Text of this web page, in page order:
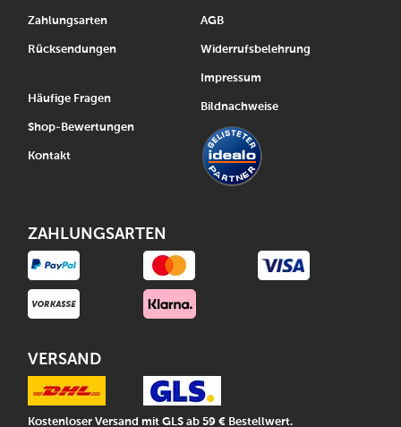
Zahlungsarten
Rücksendungen
Häufige Fragen
Shop-Bewertungen
Kontakt
AGB
Widerrufsbelehrung
Impressum
Bildnachweise
ZAHLUNGSARTEN
VERSAND
Kostenloser Versand mit GLS ab 59 € Bestellwert.